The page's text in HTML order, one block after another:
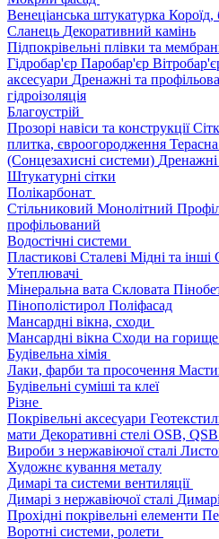
Венеціанська штукатурка Короїд,
Сланець Декоративний камінь
Підпокрівельні плівки та
Гідробар'єр Паробар'єр
аксесуари Дренажні та
гідроізоляція
Благоустрій
Прозорі навіси та конструкції
плитка, євроогородження
(Сонцезахисні системи)
Штукатурні сітки
Полікарбонат
Стільниковий Монолітний
профільований
Водостічні системи
Пластикові Сталеві Мідні та інші
Утеплювачі
Мінеральна вата Скловата
Пінополістирол Поліфасад
Мансардні вікна, сходи
Мансардні вікна Сходи на горище
Будівельна хімія
Лаки, фарби та просочення
Будівельні суміші та клеї
Різне
Покрівельні аксесуари
мати Декоративні стелі OSB, QSB
Вироби з нержавіючої сталі
Художнє кування металу
Димарі та системи вентиляції
Димарі з нержавіючої сталі
Прохідні покрівельні елементи
Воротні системи, ролети